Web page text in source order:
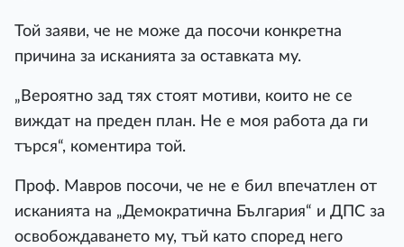
Той заяви, че не може да посочи конкретна
причина за исканията за оставката му.
„Вероятно зад тях стоят мотиви, които не се
виждат на преден план. Не е моя работа да ги
търся“, коментира той.
Проф. Мавров посочи, че не е бил впечатлен от
исканията на „Демократична България“ и ДПС за
освобождаването му, тъй като според него